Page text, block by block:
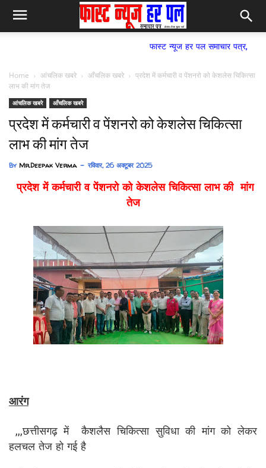
फास्ट न्यूज हर पल समाचार पत्र,
Home आंचलिक खबरे आँचलिक खबरे
प्रदेश में कर्मचारी व पेंशनरो को केशलेस चिकित्सा
लाभ की मांग तेज
आंचलिक खबरे आँचलिक खबरे
प्रदेश में कर्मचारी व पेंशनरो को केशलेस चिकित्सा
लाभ की मांग तेज
By Mr.Deepak Verma रविवार, 26 अक्टूबर 2025
प्रदेश में कर्मचारी व पेंशनरो को केशलेस चिकित्सा लाभ की मांग
तेज
आरंग
,,,छत्तीसगढ़ में कैशलैस चिकित्सा सुविधा की मांग को लेकर
हलचल तेज हो गई है